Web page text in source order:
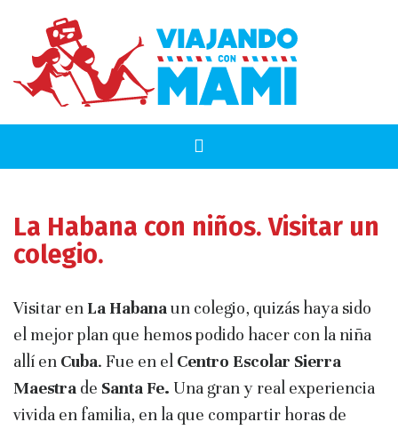
La Habana con niños. Visitar un
colegio.
Visitar en La Habanaun colegio, quizás haya sido
el mejor plan que hemos podido hacer con la niña
allí en Cuba. Fue en el Centro Escolar Sierra
Maestra de Santa Fe. Una gran y real experiencia
vivida en familia, en la que compartir horas de